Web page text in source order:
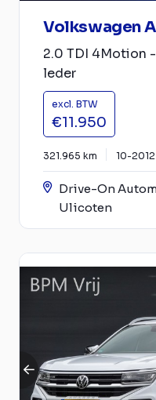
Volkswagen
2.0 TDI 4Motion
leder
excl. BTW
€11.950
321.965 km 10-2012
Drive-On
Ulicoten